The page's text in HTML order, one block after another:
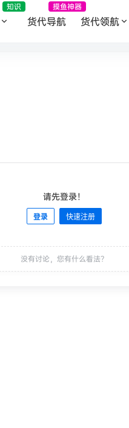
知识
货代导航
摸鱼神器
货代领航
请先登录！
登录 快速注册
没有讨论，您有什么看法？